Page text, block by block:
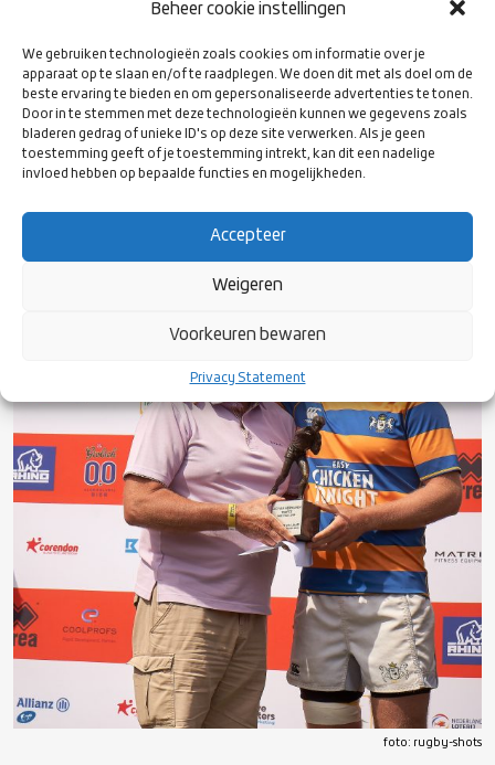
Beheer cookie instellingen
We gebruiken technologieën zoals cookies om informatie over je
apparaat op te slaan en/of te raadplegen. We doen dit met als doel om de
beste ervaring te bieden en om gepersonaliseerde advertenties te tonen.
Door in te stemmen met deze technologieën kunnen we gegevens zoals
bladeren gedrag of unieke ID's op deze site verwerken. Als je geen
toestemming geeft of je toestemming intrekt, kan dit een nadelige
invloed hebben op bepaalde functies en mogelijkheden.
Accepteer
Weigeren
Voorkeuren bewaren
Privacy Statement
foto: rugby-shots
foto: rugby-shots